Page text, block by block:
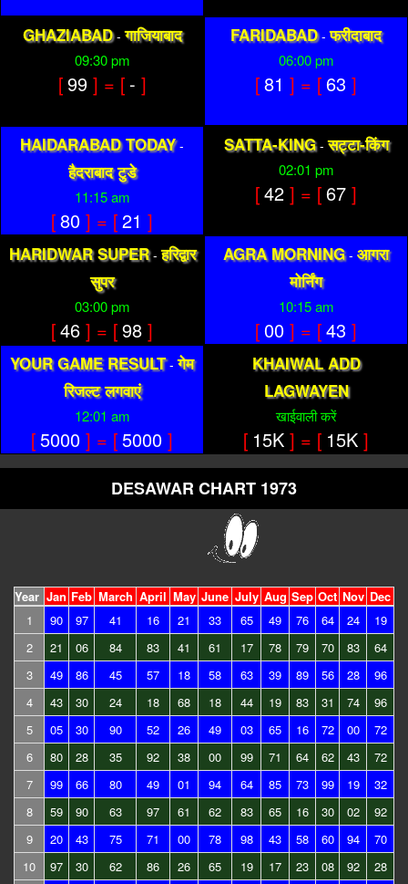
GHAZIABAD - गाजियाबाद
09:30 pm
[99 ] = [ - ]
FARIDABAD - फरीदाबाद
06:00 pm
[81 ] = [63 ]
HAIDARABAD TODAY -
हैदराबाद टुडे
11:15 am
[80 ] = [21 ]
SATTA-KING - सट्टा-किंग
02:01 pm
[42 ] = [67 ]
HARIDWAR SUPER - हरिद्वार
सुपर
03:00 pm
[46 ] = [98 ]
AGRA MORNING - आगरा
मोर्निंग
10:15 am
[00 ] = [43 ]
YOUR GAME RESULT - गेम
रिजल्ट लगवाएं
12:01 am
[5000 ] = [5000 ]
KHAIWAL ADD
LAGWAYEN
खाईवाली करें
[ 15K ] = [ 15K ]
DESAWAR CHART 1973
Year Jan Feb March April May June July Aug Sep Oct Nov Dec
1
90 97 41 16 21 33 65 49 76 64 24
19
2
21 06 84 83 41 61 17 78 79 70 83
64
3
49 86 45 57 18 58 63 39 89 56 28
96
4
43 30 24 18 68 18 44 19 83 31 74
96
5
05 30 90 52 26 49 03 65 16 72 00
72
6
80 28 35 92 38 00 99 71 64 62 43
72
7
99 66 80 49 01 94 64 85 73 99 19
32
8
59 90 63 97 61 62 83 65 16 30 02
92
9
20 43 75 71 00 78 98 43 58 60 94
70
10
97 30 62 86 26 65 19 17 23 08 92
28